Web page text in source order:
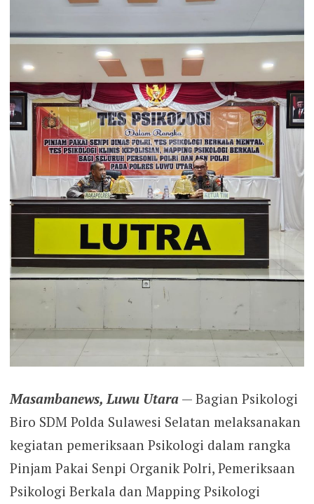
Masambanews, Luwu Utara— Bagian Psikologi
Biro SDM Polda Sulawesi Selatan melaksanakan
kegiatan pemeriksaan Psikologi dalam rangka
Pinjam Pakai Senpi Organik Polri, Pemeriksaan
Psikologi Berkala dan Mapping Psikologi